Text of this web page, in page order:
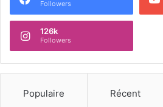
Followers
126k
Followers
Populaire Récent